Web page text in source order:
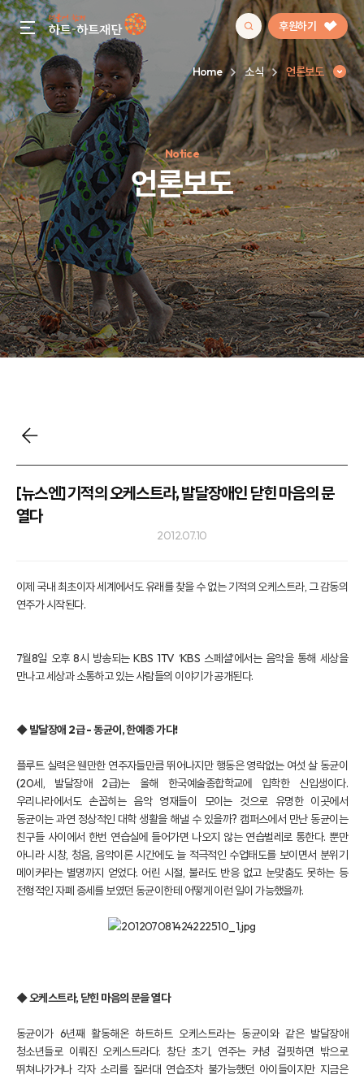
gnb menu open 후원하기
인기 키워드
#정기후원#하트플레이스#캠페인#팬덤후원
Home 소식 언론보도
Notice
언론보도
언론보도
[뉴스엔] 기적의 오케스트라, 발달장애인 닫힌 마음의 문
열다
2012.07.10
이제 국내 최초이자 세계에서도 유래를 찾을 수 없는 기적의 오케스트라, 그 감동의
연주가 시작된다.
7월8일 오후 8시 방송되는 KBS 1TV ‘KBS 스페셜‘에서는 음악을 통해 세상을
만나고 세상과 소통하고 있는 사람들의 이야기가 공개된다.
◆ 발달장애 2급 - 동균이, 한예종 가다!
플루트 실력은 웬만한 연주자들만큼 뛰어나지만 행동은 영락없는 여섯 살 동균이
(20세, 발달장애 2급)는 올해 한국예술종합학교에 입학한 신입생이다.
우리나라에서도 손꼽히는 음악 영재들이 모이는 것으로 유명한 이곳에서
동균이는 과연 정상적인 대학 생활을 해낼 수 있을까? 캠퍼스에서 만난 동균이는
친구들 사이에서 한번 연습실에 들어가면 나오지 않는 연습벌레로 통한다. 뿐만
아니라 시창, 청음, 음악이론 시간에도 늘 적극적인 수업태도를 보이면서 분위기
메이커라는 별명까지 얻었다. 어린 시절, 불러도 반응 없고 눈맞춤도 못하는 등
전형적인 자폐 증세를 보였던 동균이한테 어떻게 이런 일이 가능했을까.
◆ 오케스트라, 닫힌 마음의 문을 열다
동균이가 6년째 활동해온 하트하트 오케스트라는 동균이와 같은 발달장애
청소년들로 이뤄진 오케스트라다. 창단 초기, 연주는 커녕 걸핏하면 밖으로
뛰쳐나가거나 각자 소리를 질러대 연습조차 불가능했던 아이들이지만 지금은